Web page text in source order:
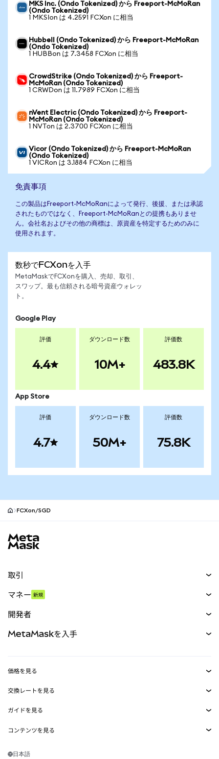
MKS Inc. (Ondo Tokenized) から Freeport-McMoRan
(Ondo Tokenized)
1 MKSIon は 4.2591 FCXon に相当
Hubbell (Ondo Tokenized) から Freeport-McMoRan
(Ondo Tokenized)
1 HUBBon は 7.3458 FCXon に相当
CrowdStrike (Ondo Tokenized) から Freeport-
McMoRan (Ondo Tokenized)
1 CRWDon は 11.7989 FCXon に相当
nVent Electric (Ondo Tokenized) から Freeport-
McMoRan (Ondo Tokenized)
1 NVTon は 2.3700 FCXon に相当
Vicor (Ondo Tokenized) から Freeport-McMoRan
(Ondo Tokenized)
1 VICRon は 3.1884 FCXon に相当
免責事項
この製品はFreeport-McMoRanによって発行、後援、または承認
されたものではなく、Freeport-McMoRanとの提携もありませ
ん。会社名およびその他の商標は、原資産を特定するためのみに
使用されます。
数秒でFCXonを入手
MetaMaskでFCXonを購入、売却、取引、
スワップ。最も信頼される暗号資産ウォレッ
ト。
Google Play
評価
4.4
ダウンロード数
10M+
評価数
483.8K
App Store
評価
4.7
ダウンロード数
50M+
評価数
75.8K
FCXon/SGD
取引
パーペチュアル
RWA
マネー 新規
開発者
MetaMask Connect
Snaps
Web3サービス
MetaMaskを入手
セキュリティ
サポート
キャリア
価格を見る
イーサリアムの価格
Solanaの価格
Tetherの価格
交換レートを見る
ETH→USD
USDT→INR
ガイドを見る
ETHの購入
コンテンツを見る
Solanaウォレット
日本語